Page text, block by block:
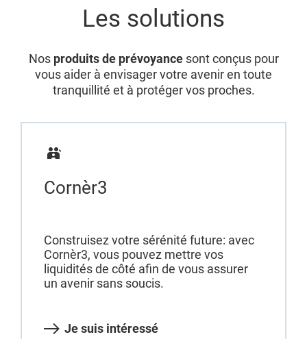
Les solutions
Nos produits de prévoyancesont conçus pour
vous aider à envisager votre avenir en toute
tranquillité et à protéger vos proches.
Cornèr3
Construisez votre sérénité future: avec
Cornèr3, vous pouvez mettre vos
liquidités de côté afin de vous assurer
un avenir sans soucis.
Je suis intéressé